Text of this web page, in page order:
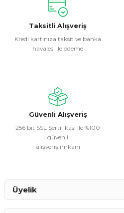
konularda yetersiz gördüğünüz
kullanarak tarafımıza iletebilirsiniz.
Görüş ve önerileriniz için teşekkür
Ürün resmi kalitesiz, bozuk veya
Ürün fiyatı diğer sitelerden daha
Bu ürüne benzer farklı alternatifler
Taksitli Alışveriş
Kredi kartınıza taksit ve banka
havalesi ile ödeme
Güvenli Alışveriş
256 bit SSL Sertifikası ile %100
güvenli
alışveriş imkanı
Üyelik